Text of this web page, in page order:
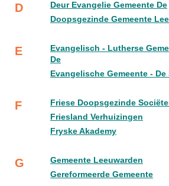
D
Deur Evangelie Gemeente De
Doopsgezinde Gemeente
E
Evangelisch - Lutherse
De
Evangelische Gemeente - De
F
Friese Doopsgezinde
Friesland Verhuizingen
Fryske Akademy
G
Gemeente Leeuwarden
Gereformeerde Gemeente